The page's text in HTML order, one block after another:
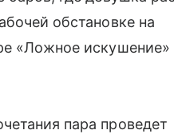
обстановке на
«Ложное искушение»
пара проведет